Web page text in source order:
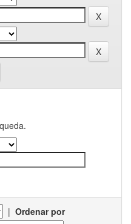
| Ordenar por